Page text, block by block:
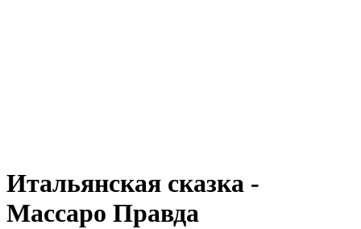
Итальянская сказка -
Массаро Правда